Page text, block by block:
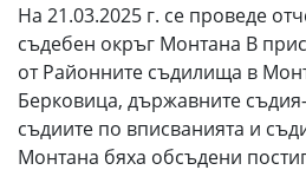
На 21.03.2025 г. се проведе
съдебен окръг Монтана В
от Районните съдилища в
Берковица, държавните
съдиите по вписванията и
Монтана бяха обсъдени